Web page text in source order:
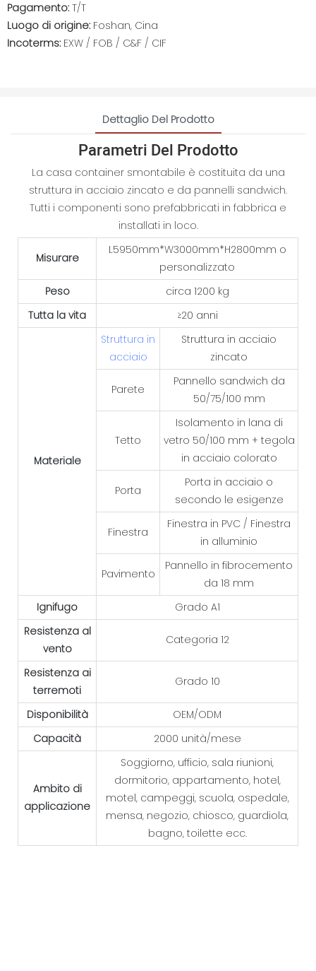
Pagamento: T/T
Luogo di origine: Foshan, Cina
Incoterms: EXW / FOB / C&F / CIF
Dettaglio Del Prodotto
Parametri Del Prodotto
La casa container smontabile è costituita da una
struttura in acciaio zincato e da pannelli sandwich.
Tutti i componenti sono prefabbricati in fabbrica e
installati in loco.
Misurare
L5950mm*W3000mm*H2800mm o
personalizzato
Peso
circa 1200 kg
Tutta la vita
≥20 anni
Materiale
Struttura in
acciaio
Struttura in acciaio
zincato
Parete
Pannello sandwich da
50/75/100 mm
Tetto
Isolamento in lana di
vetro 50/100 mm + tegola
in acciaio colorato
Porta
Porta in acciaio o
secondo le esigenze
Finestra
Finestra in PVC / Finestra
in alluminio
Pavimento
Pannello in fibrocemento
da 18 mm
Ignifugo
Grado A1
Resistenza al
vento
Categoria 12
Resistenza ai
terremoti
Grado 10
Disponibilità
OEM/ODM
Capacità
2000 unità/mese
Ambito di
applicazione
Soggiorno, ufficio, sala riunioni,
dormitorio, appartamento, hotel,
motel, campeggi, scuola, ospedale,
mensa, negozio, chiosco, guardiola,
bagno, toilette ecc.